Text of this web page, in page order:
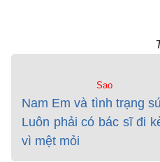
Sao
Nam Em và tình trạng
Luôn phải có bác sĩ đi
vì mệt mỏi